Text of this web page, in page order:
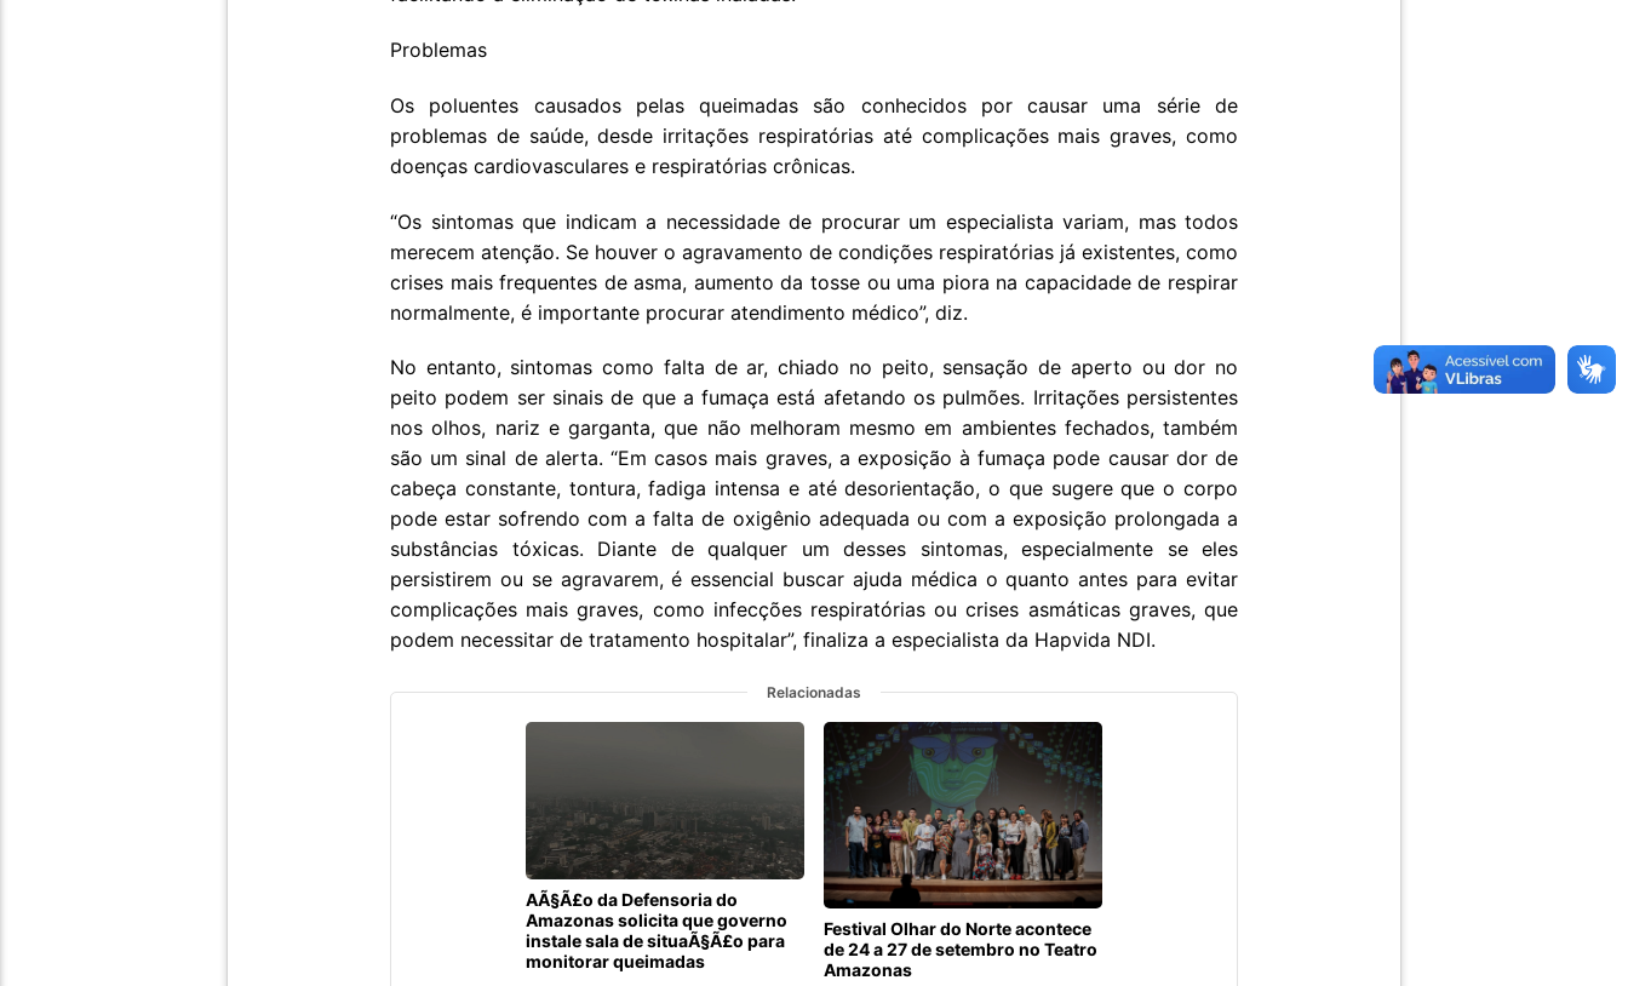
Problemas
Os poluentes causados pelas queimadas são conhecidos por causar uma série de
problemas de saúde, desde irritações respiratórias até complicações mais graves, como
doenças cardiovasculares e respiratórias crônicas.
“Os sintomas que indicam a necessidade de procurar um especialista variam, mas todos
merecem atenção. Se houver o agravamento de condições respiratórias já existentes, como
crises mais frequentes de asma, aumento da tosse ou uma piora na capacidade de respirar
normalmente, é importante procurar atendimento médico”, diz.
No entanto, sintomas como falta de ar, chiado no peito, sensação de aperto ou dor no
peito podem ser sinais de que a fumaça está afetando os pulmões. Irritações persistentes
nos olhos, nariz e garganta, que não melhoram mesmo em ambientes fechados, também
são um sinal de alerta. “Em casos mais graves, a exposição à fumaça pode causar dor de
cabeça constante, tontura, fadiga intensa e até desorientação, o que sugere que o corpo
pode estar sofrendo com a falta de oxigênio adequada ou com a exposição prolongada a
substâncias tóxicas. Diante de qualquer um desses sintomas, especialmente se eles
persistirem ou se agravarem, é essencial buscar ajuda médica o quanto antes para evitar
complicações mais graves, como infecções respiratórias ou crises asmáticas graves, que
podem necessitar de tratamento hospitalar”, finaliza a especialista da Hapvida NDI.
Relacionadas
AÃ§Ã£o da Defensoria do
Amazonas solicita que governo
instale sala de situaÃ§Ã£o para
monitorar queimadas
Festival Olhar do Norte acontece
de 24 a 27 de setembro no Teatro
Amazonas